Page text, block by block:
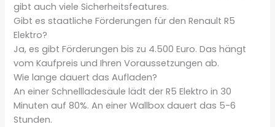
gibt auch viele Sicherheitsfeatures.
Gibt es staatliche Förderungen für den Renault R5
Elektro?
Ja, es gibt Förderungen bis zu 4.500 Euro. Das hängt
vom Kaufpreis und Ihren Voraussetzungen ab.
Wie lange dauert das Aufladen?
An einer Schnellladesäule lädt der R5 Elektro in 30
Minuten auf 80%. An einer Wallbox dauert das 5-6
Stunden.